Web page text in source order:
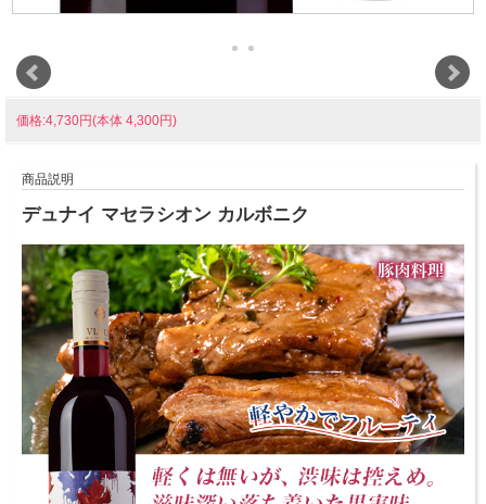
価格:4,730円(本体 4,300円)
商品説明
デュナイ マセラシオン カルボニク